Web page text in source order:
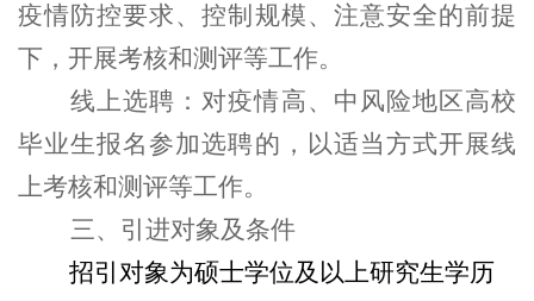
疫情防控要求、控制规模、注意安全的前提
下，开展考核和测评等工作。
线上选聘：对疫情高、中风险地区高校
毕业生报名参加选聘的，以适当方式开展线
上考核和测评等工作。
三、引进对象及条件
招引对象为硕士学位及以上研究生学历